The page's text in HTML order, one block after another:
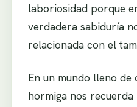
laboriosidad porque
verdadera sabiduría
relacionada con el
En un mundo lleno de
hormiga nos